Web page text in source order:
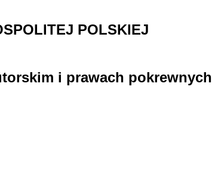
POLSKIEJ
i prawach pokrewnych